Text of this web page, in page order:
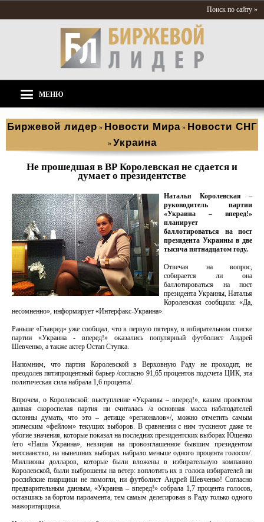
Поиск по сайту »
МЕНЮ
Биржевой лидер » Новости Мира » Новости СНГ
» Украина
Не прошедшая в ВР Королевская не сдается и
думает о президентстве
Наталья Королевская –
руководитель партии
«Украина – вперед!»
планирует
баллотироваться на пост
президента Украины в две
тысяча пятнадцатом году.
Отвечая на вопрос,
собирается ли она
баллотироваться на пост
президента Украины, Наталья
Королевская сообщила: «Да,
несомненно», информирует «Интерфакс-Украина».
Раньше «Главред» уже сообщал, что в первую пятерку, в избирательном списке
партии «Украина - вперед!» оказались популярный футболист Андрей
Шевченко, а также актер Остап Ступка.
Напомним, что партия Королевской в Верховную Раду не проходит, не
преодолев пятипроцентный барьер /согласно 91,65 процентов подсчета ЦИК, эта
политическая сила набрала 1,6 процента/.
Впрочем, о Королевской: выступление «Украины – вперед!», каким проектом
данная скороспелая партия ни считалась /а основная масса наблюдателей
склонны думать, что это – детище «регионалов»/, можно отметить самым
эпическим «фейлом» текущих выборов. В сравнении с ним тускнеют даже те
убогие значения, которые показал на последних президентских выборах Ющенко
/его «Наша Украина», невзирая на провозглашенное бывшим президентом
мессианство, на нынешних выборах набрало меньше одного процента голосов/.
Миллионы долларов, которые были вложены в избирательную компанию
Королевской, были выброшены на ветер: воплотить их в голоса избирателей ни
российские пиарщики не помогли, ни футболист Андрей Шевченко! Согласно
предварительным данным, «Украина – вперед!» собрала 1,7 процента голосов,
оставшись за бортом парламента, тем самым делегировав в Раду только одного
мажоритарщика.